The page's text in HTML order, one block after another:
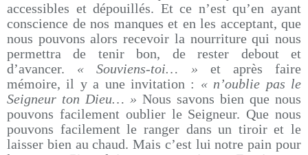
accessibles et dépouillés. Et ce n’est qu’en ayant
conscience de nos manques et en les acceptant, que
nous pouvons alors recevoir la nourriture qui nous
permettra de tenir bon, de rester debout et
d’avancer. « Souviens-toi… » et après faire
mémoire, il y a une invitation : « n’oublie pas le
Seigneur ton Dieu… » Nous savons bien que nous
pouvons facilement oublier le Seigneur. Que nous
pouvons facilement le ranger dans un tiroir et le
laisser bien au chaud. Mais c’est lui notre pain pour